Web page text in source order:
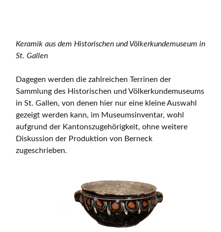
Keramik aus dem Historischen und Völkerkundemuseum in
St. Gallen
Dagegen werden die zahlreichen Terrinen der
Sammlung des Historischen und Völkerkundemuseums
in St. Gallen, von denen hier nur eine kleine Auswahl
gezeigt werden kann, im Museumsinventar, wohl
aufgrund der Kantonszugehörigkeit, ohne weitere
Diskussion der Produktion von Berneck
zugeschrieben.